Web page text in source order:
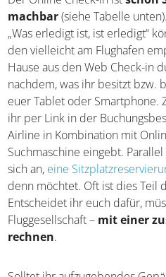
Der Online Check-in istschon
machbar (siehe Tabelle
„Was erledigt ist, ist erledigt“
den vielleicht am Flughafen
Hause aus den Web Check-in
nachdem, was ihr besitzt bzw.
PC, euer Tablet oder
gelangt ihr per Link in der
indem ihr die Airline in
in eine Suchmaschine eingebt.
bietet es sich an,eine
wenn ihr denn möchtet. Oft ist
Prozesses. Entscheidet ihr
Fluggesellschaft – mit einer
rechnen.